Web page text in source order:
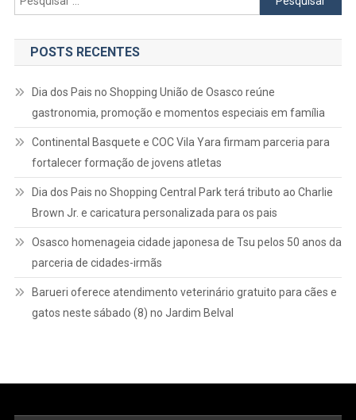
Conquistas
por:
POSTS RECENTES
Dia dos Pais no Shopping União de Osasco reúne
gastronomia, promoção e momentos especiais em família
Continental Basquete e COC Vila Yara firmam parceria para
fortalecer formação de jovens atletas
Dia dos Pais no Shopping Central Park terá tributo ao Charlie
Brown Jr. e caricatura personalizada para os pais
Osasco homenageia cidade japonesa de Tsu pelos 50 anos da
parceria de cidades-irmãs
Barueri oferece atendimento veterinário gratuito para cães e
gatos neste sábado (8) no Jardim Belval